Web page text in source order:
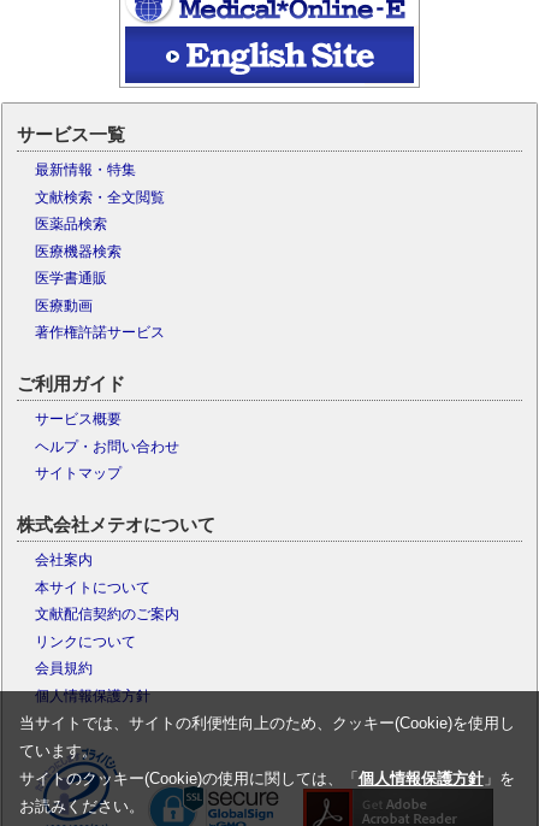
サービス一覧
最新情報・特集
文献検索・全文閲覧
医薬品検索
医療機器検索
医学書通販
医療動画
著作権許諾サービス
ご利用ガイド
サービス概要
ヘルプ・お問い合わせ
サイトマップ
株式会社メテオについて
会社案内
本サイトについて
文献配信契約のご案内
リンクについて
会員規約
個人情報保護方針
当サイトでは、サイトの利便性向上のため、クッキー(Cookie)を使用し
ています。
サイトのクッキー(Cookie)の使用に関しては、「 個人情報保護方針」を
お読みください。